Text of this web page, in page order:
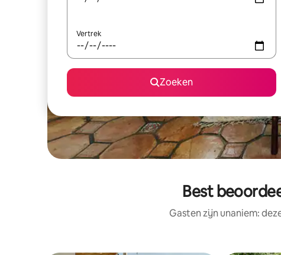
Vertrek
Zoeken
Best
Gasten zijn unaniem: